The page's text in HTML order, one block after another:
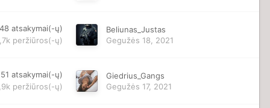
48 atsakymai(-ų)
peržiūros(-ų)
Beliunas_Justas
Gegužės 18, 2021
51 atsakymai(-ų)
peržiūros(-ų)
Giedrius_Gangs
Gegužės 17, 2021